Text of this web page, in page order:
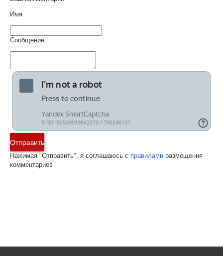
Имя
Сообщение
Отправить
Нажимая "Отправить", я соглашаюсь с правилами размещения
комментариев